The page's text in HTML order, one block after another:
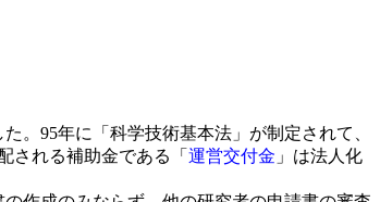
。95年に「科学技術基本法」が制定されて、
される補助金である「 運営交付金 」は法人化